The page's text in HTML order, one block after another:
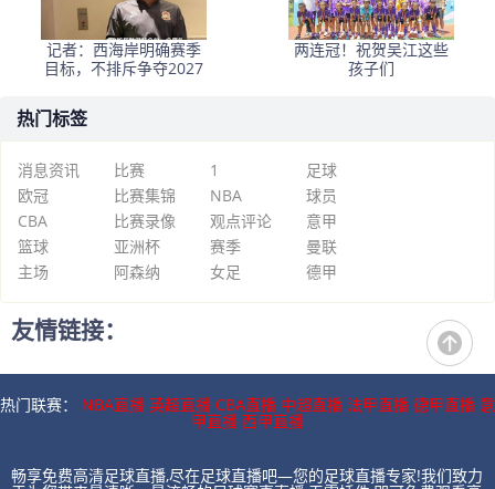
记者：西海岸明确赛季
目标，不排斥争夺2027
两连冠！祝贺吴江这些
孩子们
热门标签
消息资讯 比赛 1
足球
欧冠
比赛集锦 NBA
球员
CBA
比赛录像 观点评论
意甲
篮球
亚洲杯 赛季
曼联
主场
阿森纳 女足 德甲
友情链接：
热门联赛： NBA直播 英超直播 CBA直播 中超直播 法甲直播 德甲直播 意
甲直播 西甲直播
畅享免费高清足球直播,尽在足球直播吧—您的足球直播专家!我们致力